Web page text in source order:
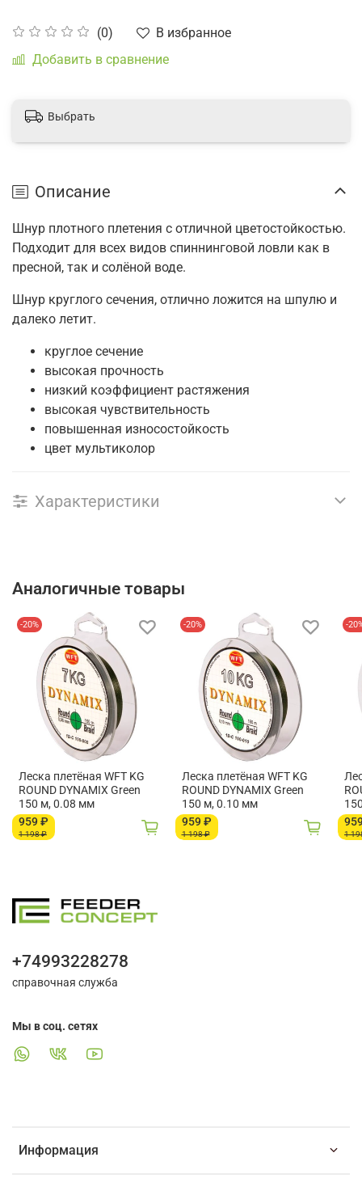
(0)
В избранное
Добавить в сравнение
Выбрать
Описание
Шнур плотного плетения с отличной цветостойкостью.
Подходит для всех видов спиннинговой ловли как в
пресной, так и солёной воде.
Шнур круглого сечения, отлично ложится на шпулю и
далеко летит.
круглое сечение
высокая прочность
низкий коэффициент растяжения
высокая чувствительность
повышенная износостойкость
цвет мультиколор
Характеристики
Аналогичные товары
-20%
Леска плетёная WFT KG
ROUND DYNAMIX Green
150 м, 0.08 мм
959 ₽
1 198 ₽
-20%
Леска плетёная WFT KG
ROUND DYNAMIX Green
150 м, 0.10 мм
959 ₽
1 198 ₽
-
1
Информация
+74993228278
справочная служба
Мы в соц. сетях